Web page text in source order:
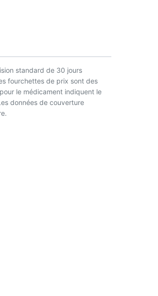
standard de 30 jours
fourchettes de prix sont des
le médicament indiquent le
données de couverture